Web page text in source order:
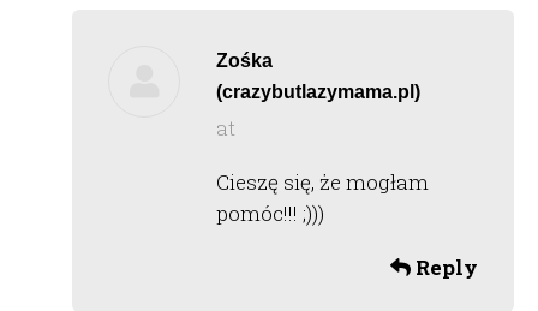
Zośka
(crazybutlazymama.pl)
says:
at
Cieszę się, że mogłam
pomóc!!! ;)))
Reply